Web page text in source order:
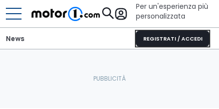
Per un'esperienza più
personalizzata
REGISTRATI / ACCEDI
News